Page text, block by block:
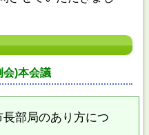
会)本会議
部局のあり方につ